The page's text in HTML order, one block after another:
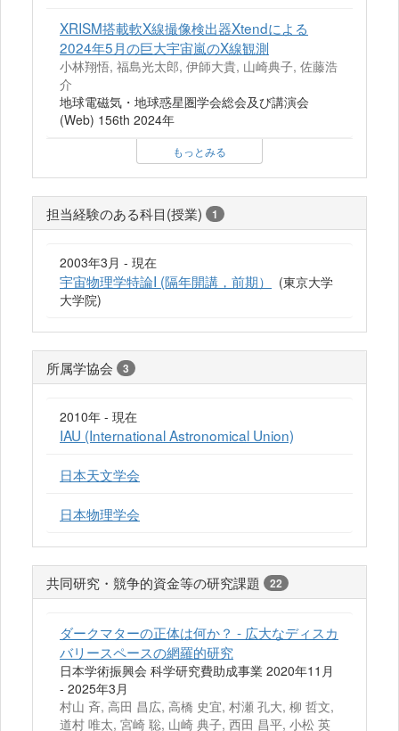
XRISM搭載軟X線撮像検出器Xtendによる
2024年5月の巨大宇宙嵐のX線観測
小林翔悟, 福島光太郎, 伊師大貴, 山崎典子, 佐藤浩
介
地球電磁気・地球惑星圏学会総会及び講演会
(Web) 156th 2024年
もっとみる
担当経験のある科目(授業) 1
2003年3月 - 現在
宇宙物理学特論I (隔年開講，前期）
(東京大学
大学院)
所属学協会 3
2010年 - 現在
IAU (International Astronomical Union)
日本天文学会
日本物理学会
共同研究・競争的資金等の研究課題 22
ダークマターの正体は何か？ - 広大なディスカ
バリースペースの網羅的研究
日本学術振興会 科学研究費助成事業 2020年11月
- 2025年3月
村山 斉, 高田 昌広, 高橋 史宜, 村瀬 孔大, 柳 哲文,
道村 唯太, 宮崎 聡, 山崎 典子, 西田 昌平, 小松 英